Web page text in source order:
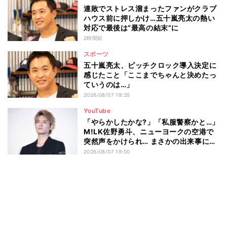
連敗でストレス溜まったファンがクラブ
ハウス前に押しかけ…五十嵐亮太の熱い
対応で最後は“最高の結末”に
2時間前
スポーツ
五十嵐亮太、ピッチクロック導入決定に
感じたこと「ここまでちゃんと決めたっ
ていうのは…」
2026/08/07 19:35
YouTube
「やらかしたかな?」「私服警察かと…」
M!LK佐野勇斗、ニューヨークの空港で
突然声をかけられ… まさかの出来事に驚
き
2026/08/07 19:00